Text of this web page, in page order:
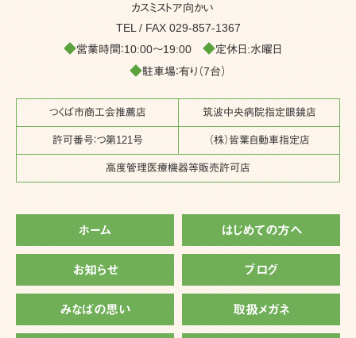
カスミストア向かい
TEL / FAX 029-857-1367
◆営業時間：10:00～19:00 ◆定休日:水曜日
◆駐車場：有り（7台）
つくば市商工会推薦店 筑波中央病院指定眼鏡店
許可番号：つ第121号 （株）皆葉自動車指定店
高度管理医療機器等販売許可店
ホーム はじめての方へ
お知らせ ブログ
みなばの思い 取扱メガネ